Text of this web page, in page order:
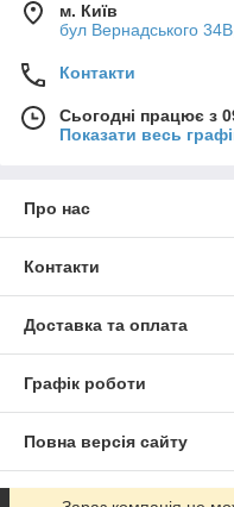
м. Київ
бул Вернадського
Контакти
Сьогодні працює з
Показати весь
Про нас
Контакти
Доставка та оплата
Графік роботи
Повна версія сайту
Сайт створено на